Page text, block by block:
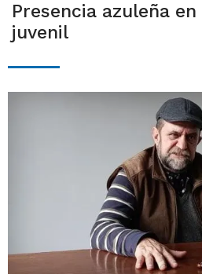
Presencia azuleña
juvenil